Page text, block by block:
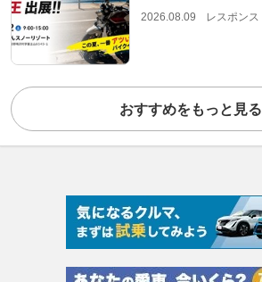
2026.08.09 レスポンス
おすすめをもっと見る